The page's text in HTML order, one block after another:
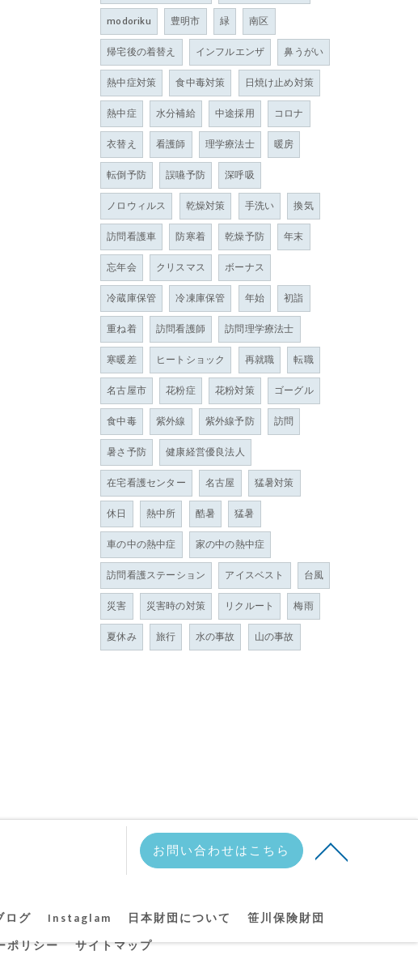
modoriku
豊明市 緑
南区
帰宅後の着替え
インフルエンザ
鼻うがい
熱中症対策
食中毒対策
日焼け止め対策
熱中症
水分補給 中途採用
コロナ
衣替え
看護師 理学療法士
暖房
転倒予防
誤嚥予防
深呼吸
ノロウィルス
乾燥対策 手洗い
換気
訪問看護車
防寒着 乾燥予防
年末
忘年会
クリスマス
ボーナス
冷蔵庫保管
冷凍庫保管 年始
初詣
重ね着
訪問看護師
訪問理学療法士
寒暖差
ヒートショック 再就職
転職
名古屋市
花粉症 花粉対策
ゴーグル
食中毒
紫外線 紫外線予防
訪問
暑さ予防
健康経営優良法人
在宅看護センター
名古屋
猛暑対策
休日
熱中所 酷暑
猛暑
車の中の熱中症
家の中の熱中症
訪問看護ステーション
アイスベスト
台風
災害
災害時の対策 リクルート
梅雨
夏休み
旅行 水の事故 山の事故
お問い合わせはこちら
ログ Instaglam 日本財団について
笹川保険財団
ポリシー サイトマップ